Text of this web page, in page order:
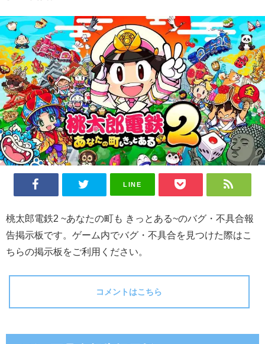
LINE
桃太郎電鉄2 ~あなたの町も きっとある~のバグ・不具合報
告掲示板です。ゲーム内でバグ・不具合を見つけた際はこ
ちらの掲示板をご利用ください。
コメントはこちら